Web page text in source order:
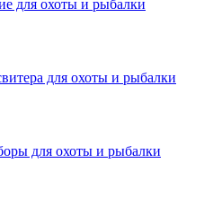
для охоты и рыбалки
для охоты и рыбалки
для охоты и рыбалки